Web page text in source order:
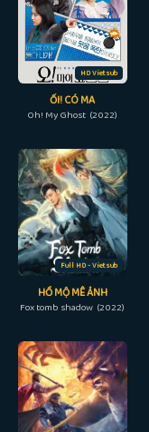
HD Vietsub
ỐI! CÓ MA
Oh! My Ghost (2022)
Full HD - Vietsub
HỒ MỘ MÊ ẢNH
Fox tomb shadow (2022)